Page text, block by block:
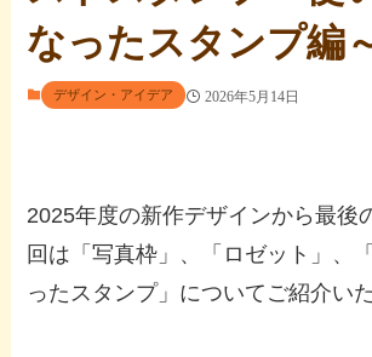
なったスタンプ編
デザイン・アイデア 2026年5月14日
2025年度の新作デザインから最後
回は「写真枠」、「ロゼット」、
ったスタンプ」についてご紹介い